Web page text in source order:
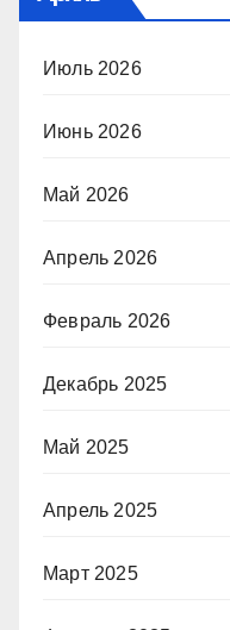
Июль 2026
Июнь 2026
Май 2026
Апрель 2026
Февраль 2026
Декабрь 2025
Май 2025
Апрель 2025
Март 2025